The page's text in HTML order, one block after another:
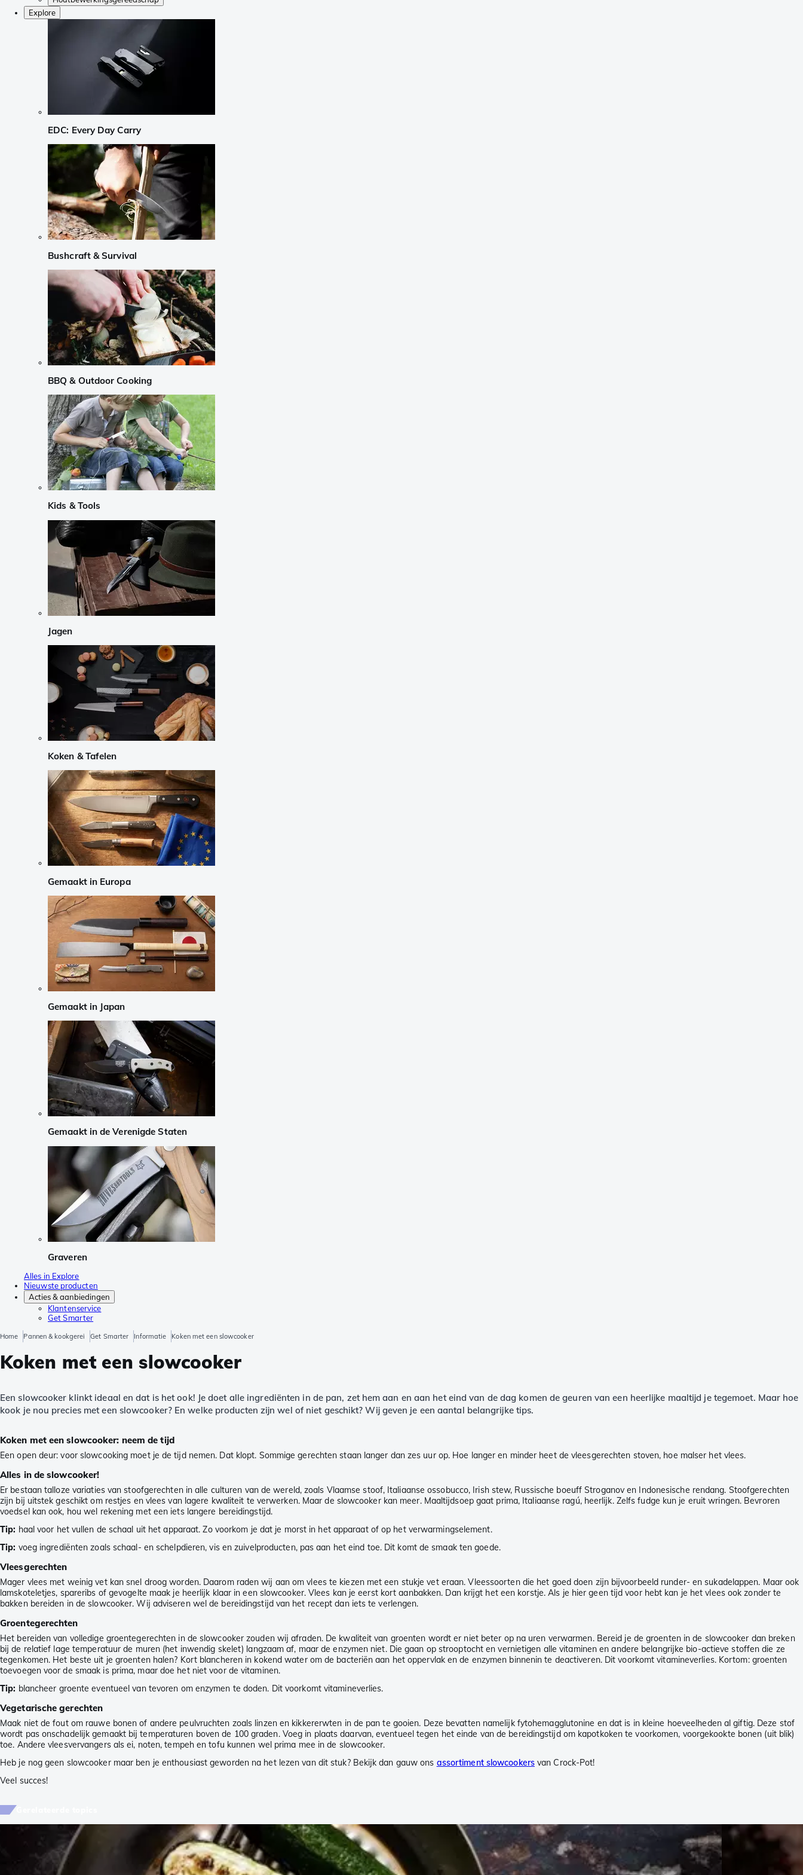
Explore
EDC: Every Day Carry
Bushcraft & Survival
BBQ & Outdoor Cooking
Kids & Tools
Jagen
Koken & Tafelen
Gemaakt in Europa
Gemaakt in Japan
Gemaakt in de Verenigde Staten
Graveren
Alles in Explore
Nieuwste producten
Acties & aanbiedingen
Klantenservice
Get Smarter
Home Pannen & kookgerei Get Smarter Informatie Koken met een slowcooker
Koken met een slowcooker
Een slowcooker klinkt ideaal en dat is het ook! Je doet alle ingrediënten in de pan, zet hem aan en aan het eind van de dag komen de geuren van een heerlijke maaltijd je tegemoet. Maar hoe
kook je nou precies met een slowcooker? En welke producten zijn wel of niet geschikt? Wij geven je een aantal belangrijke tips.
Koken met een slowcooker: neem de tijd
Een open deur: voor slowcooking moet je de tijd nemen. Dat klopt. Sommige gerechten staan langer dan zes uur op. Hoe langer en minder heet de vleesgerechten stoven, hoe malser het vlees.
Alles in de slowcooker!
Er bestaan talloze variaties van stoofgerechten in alle culturen van de wereld, zoals Vlaamse stoof, Italiaanse ossobucco, Irish stew, Russische boeuff Stroganov en Indonesische rendang. Stoofgerechten
zijn bij uitstek geschikt om restjes en vlees van lagere kwaliteit te verwerken. Maar de slowcooker kan meer. Maaltijdsoep gaat prima, Italiaanse ragú, heerlijk. Zelfs fudge kun je eruit wringen. Bevroren
voedsel kan ook, hou wel rekening met een iets langere bereidingstijd.
Tip: haal voor het vullen de schaal uit het apparaat. Zo voorkom je dat je morst in het apparaat of op het verwarmingselement.
Tip: voeg ingrediënten zoals schaal- en schelpdieren, vis en zuivelproducten, pas aan het eind toe. Dit komt de smaak ten goede.
Vleesgerechten
Mager vlees met weinig vet kan snel droog worden. Daarom raden wij aan om vlees te kiezen met een stukje vet eraan. Vleessoorten die het goed doen zijn bijvoorbeeld runder- en sukadelappen. Maar ook
lamskoteletjes, spareribs of gevogelte maak je heerlijk klaar in een slowcooker. Vlees kan je eerst kort aanbakken. Dan krijgt het een korstje. Als je hier geen tijd voor hebt kan je het vlees ook zonder te
bakken bereiden in de slowcooker. Wij adviseren wel de bereidingstijd van het recept dan iets te verlengen.
Groentegerechten
Het bereiden van volledige groentegerechten in de slowcooker zouden wij afraden. De kwaliteit van groenten wordt er niet beter op na uren verwarmen. Bereid je de groenten in de slowcooker dan breken
bij de relatief lage temperatuur de muren (het inwendig skelet) langzaam af, maar de enzymen niet. Die gaan op strooptocht en vernietigen alle vitaminen en andere belangrijke bio-actieve stoffen die ze
tegenkomen. Het beste uit je groenten halen? Kort blancheren in kokend water om de bacteriën aan het oppervlak en de enzymen binnenin te deactiveren. Dit voorkomt vitamineverlies. Kortom: groenten
toevoegen voor de smaak is prima, maar doe het niet voor de vitaminen.
Tip: blancheer groente eventueel van tevoren om enzymen te doden. Dit voorkomt vitamineverlies.
Vegetarische gerechten
Maak niet de fout om rauwe bonen of andere peulvruchten zoals linzen en kikkererwten in de pan te gooien. Deze bevatten namelijk fytohemagglutonine en dat is in kleine hoeveelheden al giftig. Deze stof
wordt pas onschadelijk gemaakt bij temperaturen boven de 100 graden. Voeg in plaats daarvan, eventueel tegen het einde van de bereidingstijd om kapotkoken te voorkomen, voorgekookte bonen (uit blik)
toe. Andere vleesvervangers als ei, noten, tempeh en tofu kunnen wel prima mee in de slowcooker.
Heb je nog geen slowcooker maar ben je enthousiast geworden na het lezen van dit stuk? Bekijk dan gauw ons assortiment slowcookersvan Crock-Pot!
Veel succes!